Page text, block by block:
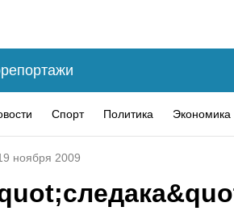
Спорт Политика Экономика
ноября 2009